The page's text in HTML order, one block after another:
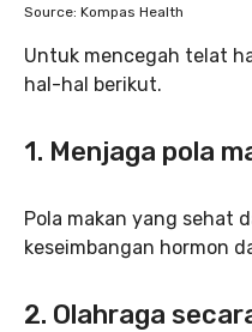
Source: Kompas Health
Untuk mencegah telat
hal-hal berikut.
1. Menjaga pola
Pola makan yang sehat
keseimbangan hormon
2. Olahraga